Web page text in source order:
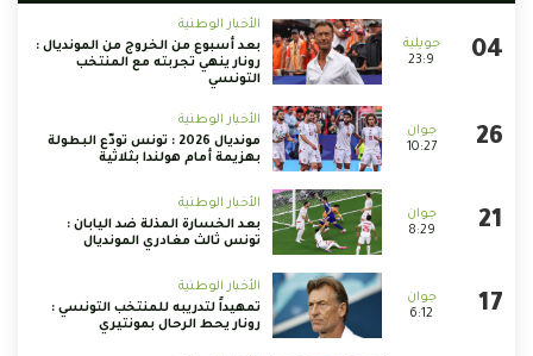
23:9
الأخبار الوطنية
بعد أسبوع من الخروج من المونديال :
رونار ينهي تجربته مع المنتخب
التونسي
10:27
الأخبار الوطنية
مونديال 2026 : تونس تودّع البطولة
بهزيمة أمام هولندا بثلاثية
8:29
الأخبار الوطنية
بعد الخسارة المذلة ضد اليابان :
تونس ثالث مغادري المونديال
6:12
الأخبار الوطنية
تمهيداً لتدريبه للمنتخب التونسي :
رونار يحط الرحال بمونتيري